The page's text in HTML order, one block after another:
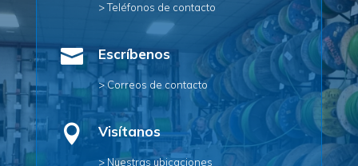
> Teléfonos de contacto
 Escríbenos
> Correos de contacto
 Visítanos
> Nuestras ubicaciones